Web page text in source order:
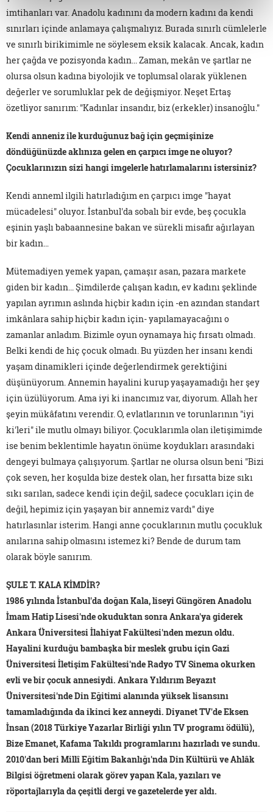
imtihanları var. Anadolu kadınını da modern kadını da kendi
sınırları içinde anlamaya çalışmalıyız. Burada sınırlı cümlelerle
ve sınırlı birikimimle ne söylesem eksik kalacak. Ancak, kadın
her çağda ve pozisyonda kadın... Zaman, mekân ve şartlar ne
olursa olsun kadına biyolojik ve toplumsal olarak yüklenen
değerler ve sorumluklar pek de değişmiyor. Neşet Ertaş
özetliyor sanırım: "Kadınlar insandır, biz (erkekler) insanoğlu."
Kendi anneniz ile kurduğunuz bağ için geçmişinize
döndüğünüzde aklınıza gelen en çarpıcı imge ne oluyor?
Çocuklarınızın sizi hangi imgelerle hatırlamalarını istersiniz?
Kendi anneml ilgili hatırladığım en çarpıcı imge "hayat
mücadelesi" oluyor. İstanbul'da sobalı bir evde, beş çocukla
eşinin yaşlı babaannesine bakan ve sürekli misafir ağırlayan
bir kadın…
Mütemadiyen yemek yapan, çamaşır asan, pazara markete
giden bir kadın... Şimdilerde çalışan kadın, ev kadını şeklinde
yapılan ayrımın aslında hiçbir kadın için -en azından standart
imkânlara sahip hiçbir kadın için- yapılamayacağını o
zamanlar anladım. Bizimle oyun oynamaya hiç fırsatı olmadı.
Belki kendi de hiç çocuk olmadı. Bu yüzden her insanı kendi
yaşam dinamikleri içinde değerlendirmek gerektiğini
düşünüyorum. Annemin hayalini kurup yaşayamadığı her şey
için üzülüyorum. Ama iyi ki inancımız var, diyorum. Allah her
şeyin mükâfatını verendir. O, evlatlarının ve torunlarının "iyi
ki'leri" ile mutlu olmayı biliyor. Çocuklarımla olan iletişimimde
ise benim beklentimle hayatın önüme koydukları arasındaki
dengeyi bulmaya çalışıyorum. Şartlar ne olursa olsun beni "Bizi
çok seven, her koşulda bize destek olan, her fırsatta bize sıkı
sıkı sarılan, sadece kendi için değil, sadece çocukları için de
değil, hepimiz için yaşayan bir annemiz vardı" diye
hatırlasınlar isterim. Hangi anne çocuklarının mutlu çocukluk
anılarına sahip olmasını istemez ki? Bende de durum tam
olarak böyle sanırım.
ŞULE T. KALA KİMDİR?
1986 yılında İstanbul'da doğan Kala, liseyi Güngören Anadolu
İmam Hatip Lisesi'nde okuduktan sonra Ankara'ya giderek
Ankara Üniversitesi İlahiyat Fakültesi'nden mezun oldu.
Hayalini kurduğu bambaşka bir meslek grubu için Gazi
Üniversitesi İletişim Fakültesi'nde Radyo TV Sinema okurken
evli ve bir çocuk annesiydi. Ankara Yıldırım Beyazıt
Üniversitesi'nde Din Eğitimi alanında yüksek lisansını
tamamladığında da ikinci kez anneydi. Diyanet TV'de Eksen
İnsan (2018 Türkiye Yazarlar Birliği yılın TV programı ödülü),
Bize Emanet, Kafama Takıldı programlarını hazırladı ve sundu.
2010'dan beri Millî Eğitim Bakanlığı'nda Din Kültürü ve Ahlâk
Bilgisi öğretmeni olarak görev yapan Kala, yazıları ve
röportajlarıyla da çeşitli dergi ve gazetelerde yer aldı.